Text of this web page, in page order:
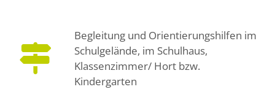
Begleitung und Orientierungshilfen im
Schulgelände, im Schulhaus,
Klassenzimmer/ Hort bzw.
Kindergarten